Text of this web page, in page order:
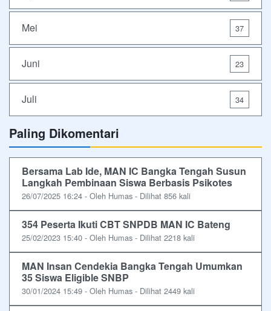
Mei 37
Juni 23
Juli 34
Paling Dikomentari
Bersama Lab Ide, MAN IC Bangka Tengah Susun
Langkah Pembinaan Siswa Berbasis Psikotes
26/07/2025 16:24 - Oleh Humas - Dilihat 856 kali
354 Peserta Ikuti CBT SNPDB MAN IC Bateng
25/02/2023 15:40 - Oleh Humas - Dilihat 2218 kali
MAN Insan Cendekia Bangka Tengah Umumkan
35 Siswa Eligible SNBP
30/01/2024 15:49 - Oleh Humas - Dilihat 2449 kali